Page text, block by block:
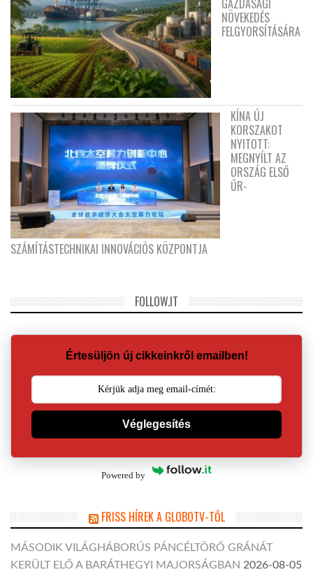
GAZDASÁGI
NÖVEKEDÉS
FELGYORSÍTÁSÁRA
KÍNA ÚJ
KORSZAKOT
NYITOTT:
MEGNYÍLT AZ
ORSZÁG ELSŐ
ŰR-
SZÁMÍTÁSTECHNIKAI INNOVÁCIÓS KÖZPONTJA
FOLLOW.IT
Értesüljön új cikkeinkről emailben!
Véglegesítés
Powered by
FRISS HÍREK A GLOBOTV-TŐL
MÁSODIK VILÁGHÁBORÚS PÁNCÉLTÖRŐ GRÁNÁT
KERÜLT ELŐ A BARÁTHEGYI MAJORSÁGBAN 2026-08-05